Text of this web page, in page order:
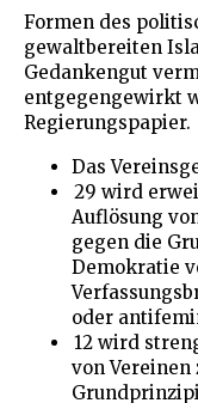
Formen des
gewaltbereiten
Gedankengut
entgegengewirkt
Regierungspapier.
Das
29 wird
Auflösung
gegen die
Demokratie
oder
12 wird
von Vereinen